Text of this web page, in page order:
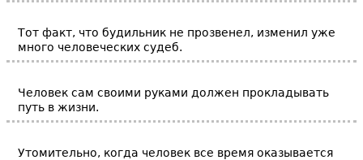
Тот факт, что будильник не прозвенел, изменил уже
много человеческих судеб.
Человек сам своими руками должен прокладывать
путь в жизни.
Утомительно, когда человек все время оказывается